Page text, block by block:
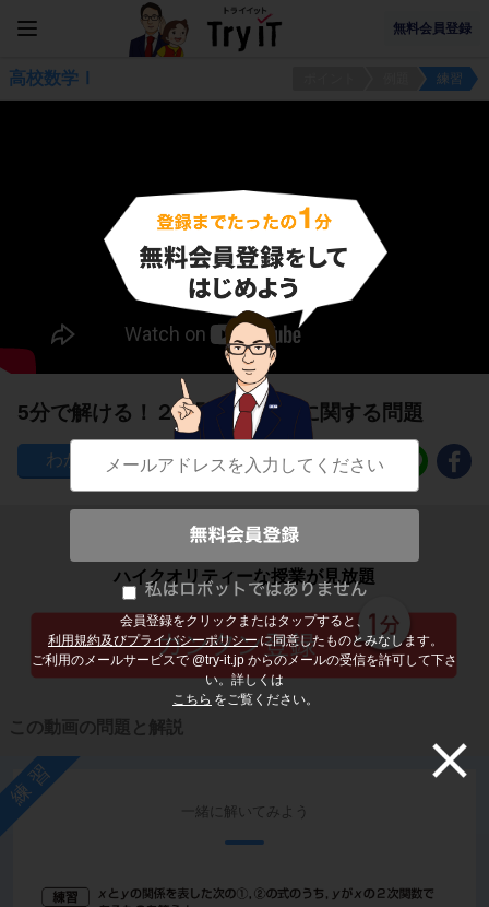
無料会員登録
会員登録をクリックまたはタップすると、
利用規約及びプライバシーポリシー に同意したものとみなします。
ご利用のメールサービスで @try-it.jp からのメールの受信を許可して下さ
い。詳しくは
こちら をご覧ください。
高校数学Ⅰ 練習
5分で解ける！２次関数とは？に関する問題
700
子どもの勉強から大人の学び直しまで
ハイクオリティーな授業が見放題
この動画の問題と解説
練習
一緒に解いてみよう